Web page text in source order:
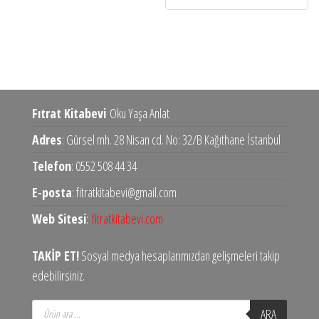
Fıtrat Kitabevi Oku Yaşa Anlat
Adres: Gürsel mh. 28 Nisan cd. No: 32/B Kağıthane İstanbul
Telefon: 0552 508 44 34
E-posta: fitratkitabevi@gmail.com
Web Sitesi: fitratkitabevi.com
TAKİP ET!Sosyal medya hesaplarımızdan gelişmeleri takip
edebilirsiniz.
Products
ARA